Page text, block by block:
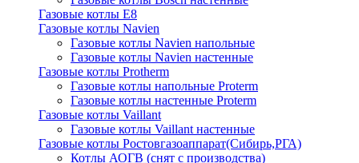
Газовые котлы E8
Газовые котлы Navien
Газовые котлы Navien напольные
Газовые котлы Navien настенные
Газовые котлы Protherm
Газовые котлы напольные Proterm
Газовые котлы настенные Proterm
Газовые котлы Vaillant
Газовые котлы Vaillant настенные
Газовые котлы Ростовгазоаппарат(Сибирь,РГА)
Котлы АОГВ (снят с производства)